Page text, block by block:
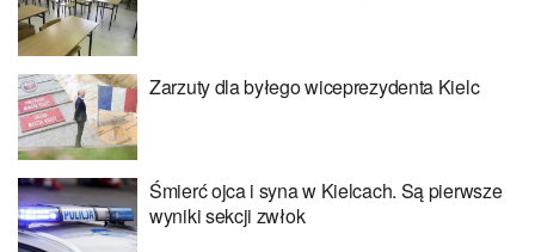
Zarzuty dla byłego wiceprezydenta Kielc
Śmierć ojca i syna w Kielcach. Są pierwsze
wyniki sekcji zwłok